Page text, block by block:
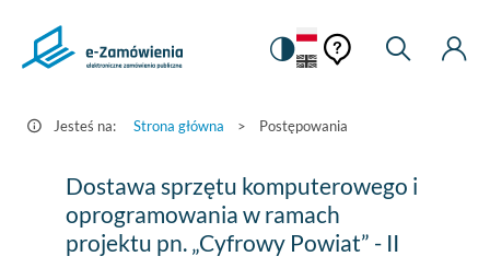
Postępowania
Zamówienia.gov.pl
Zmiana
na
kontrastową
Pomoc
kontekstowa
Pomoc
Moje
Jesteś na: Strona główna > Postępowania
Dostawa
sprzętu
komputerowego
Dostawa sprzętu komputerowego i
oprogramowania w ramach
projektu pn. „Cyfrowy Powiat” - II